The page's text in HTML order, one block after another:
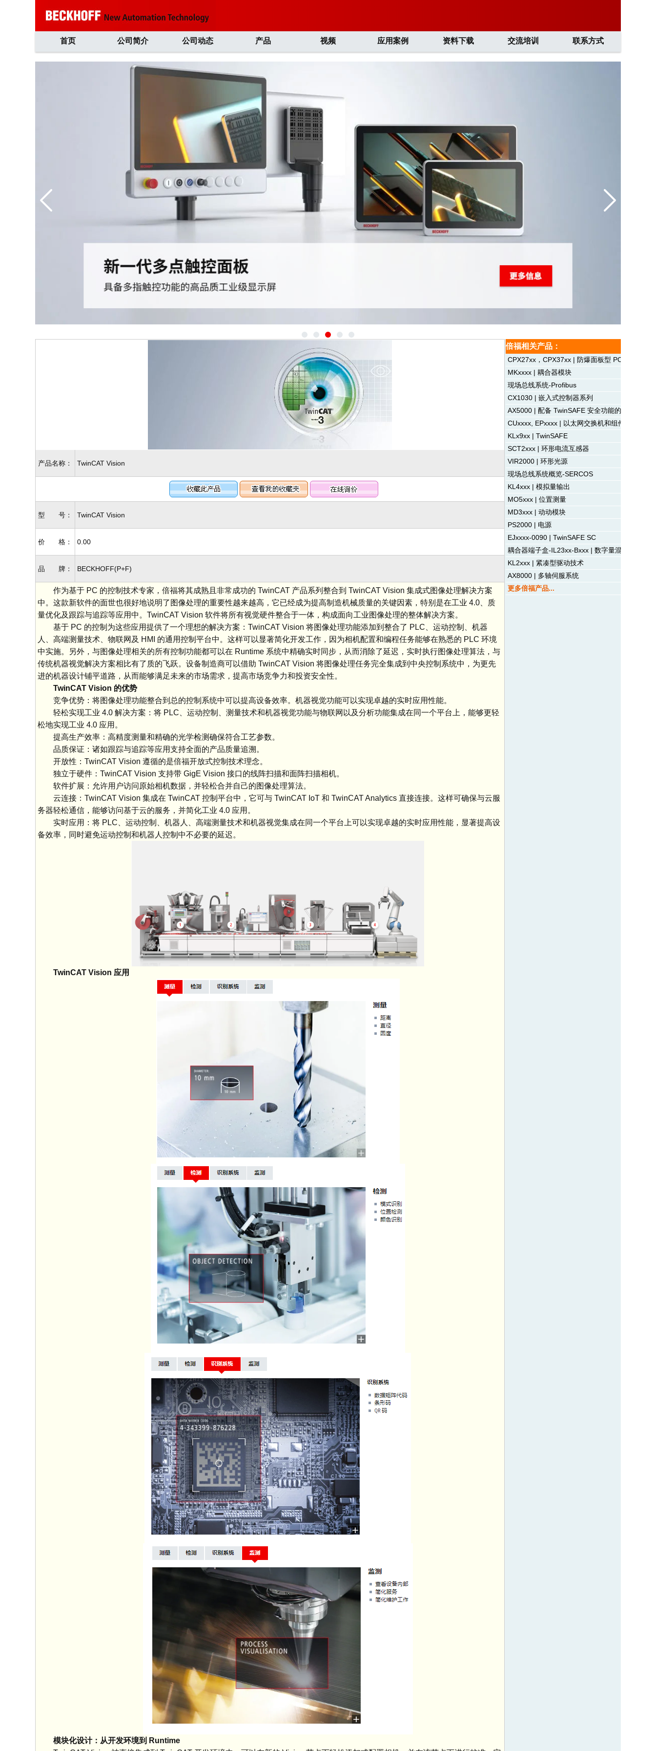
首页 公司简介 公司动态 产品 视频 应用案例 资料下载 交流培训 联系方式
产品名称： TwinCAT Vision
型 号： TwinCAT Vision
价 格： 0.00
品 牌： BECKHOFF(P+F)
作为基于 PC 的控制技术专家，倍福将其成熟且非常成功的 TwinCAT 产品系列整合到 TwinCAT Vision 集成式图像处理解决方案
中。这款新软件的面世也很好地说明了图像处理的重要性越来越高，它已经成为提高制造机械质量的关键因素，特别是在工业 4.0、质
量优化及跟踪与追踪等应用中。TwinCAT Vision 软件将所有视觉硬件整合于一体，构成面向工业图像处理的整体解决方案。
基于 PC 的控制为这些应用提供了一个理想的解决方案：TwinCAT Vision 将图像处理功能添加到整合了 PLC、运动控制、机器
人、高端测量技术、物联网及 HMI 的通用控制平台中。这样可以显著简化开发工作，因为相机配置和编程任务能够在熟悉的 PLC 环境
中实施。另外，与图像处理相关的所有控制功能都可以在 Runtime 系统中精确实时同步，从而消除了延迟，实时执行图像处理算法，与
传统机器视觉解决方案相比有了质的飞跃。设备制造商可以借助 TwinCAT Vision 将图像处理任务完全集成到中央控制系统中，为更先
进的机器设计铺平道路，从而能够满足未来的市场需求，提高市场竞争力和投资安全性。
TwinCAT Vision 的优势
竞争优势：将图像处理功能整合到总的控制系统中可以提高设备效率。机器视觉功能可以实现卓越的实时应用性能。
轻松实现工业 4.0 解决方案：将 PLC、运动控制、测量技术和机器视觉功能与物联网以及分析功能集成在同一个平台上，能够更轻
松地实现工业 4.0 应用。
提高生产效率：高精度测量和精确的光学检测确保符合工艺参数。
品质保证：诸如跟踪与追踪等应用支持全面的产品质量追溯。
开放性：TwinCAT Vision 遵循的是倍福开放式控制技术理念。
独立于硬件：TwinCAT Vision 支持带 GigE Vision 接口的线阵扫描和面阵扫描相机。
软件扩展：允许用户访问原始相机数据，并轻松合并自己的图像处理算法。
云连接：TwinCAT Vision 集成在 TwinCAT 控制平台中，它可与 TwinCAT IoT 和 TwinCAT Analytics 直接连接。这样可确保与云服
务器轻松通信，能够访问基于云的服务，并简化工业 4.0 应用。
实时应用：将 PLC、运动控制、机器人、高端测量技术和机器视觉集成在同一个平台上可以实现卓越的实时应用性能，显著提高设
备效率，同时避免运动控制和机器人控制中不必要的延迟。
TwinCAT Vision 应用
模块化设计：从开发环境到 Runtime
倍福相关产品：
CPX27xx，CPX37xx | 防爆面板型 PC
MKxxxx | 耦合器模块
现场总线系统-Profibus
CX1030 | 嵌入式控制器系列
AX5000 | 配备 TwinSAFE 安全功能的数字式紧
CUxxxx, EPxxxx | 以太网交换机和组件
KLx9xx | TwinSAFE
SCT2xxx | 环形电流互感器
VIR2000 | 环形光源
现场总线系统概览-SERCOS
KL4xxx | 模拟量输出
MO5xxx | 位置测量
MD3xxx | 动动模块
PS2000 | 电源
EJxxxx-0090 | TwinSAFE SC
耦合器端子盒-IL23xx-Bxxx | 数字量混合型
KL2xxx | 紧凑型驱动技术
AX8000 | 多轴伺服系统
更多倍福产品...